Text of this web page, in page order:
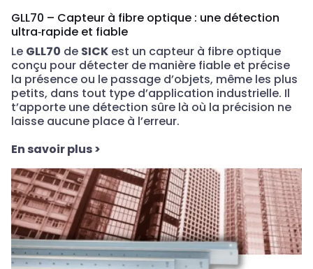
GLL70 – Capteur à fibre optique : une détection
ultra‑rapide et fiable
Le GLL70 de SICK est un capteur à fibre optique
conçu pour détecter de manière fiable et précise
la présence ou le passage d’objets, même les plus
petits, dans tout type d’application industrielle. Il
t’apporte une détection sûre là où la précision ne
laisse aucune place à l’erreur.
En savoir plus>